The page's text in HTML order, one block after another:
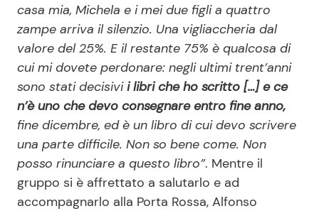
casa mia, Michela e i mei due figli a quattro
zampe arriva il silenzio. Una vigliaccheria dal
valore del 25%. E il restante 75% è qualcosa di
cui mi dovete perdonare: negli ultimi trent’anni
sono stati decisivii libri che ho scritto […] e ce
n’è uno che devo consegnare entro fine anno,
fine dicembre, ed è un libro di cui devo scrivere
una parte difficile. Non so bene come. Non
posso rinunciare a questo libro”. Mentre il
gruppo si è affrettato a salutarlo e ad
accompagnarlo alla Porta Rossa, Alfonso